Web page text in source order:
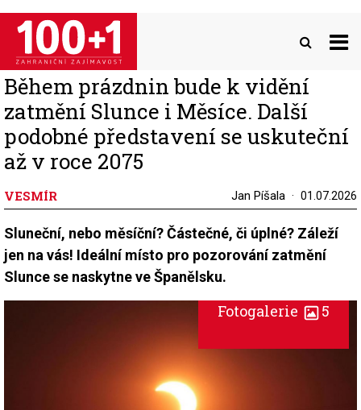
Přejít
hlavnímu
obsahu
Během prázdnin bude k vidění
zatmění Slunce i Měsíce. Další
podobné představení se uskuteční
až v roce 2075
VESMÍR Jan Píšala 01.07.2026
Sluneční, nebo měsíční? Částečné, či úplné? Záleží
jen na vás! Ideální místo pro pozorování zatmění
Slunce se naskytne ve Španělsku.
Fotogalerie 5